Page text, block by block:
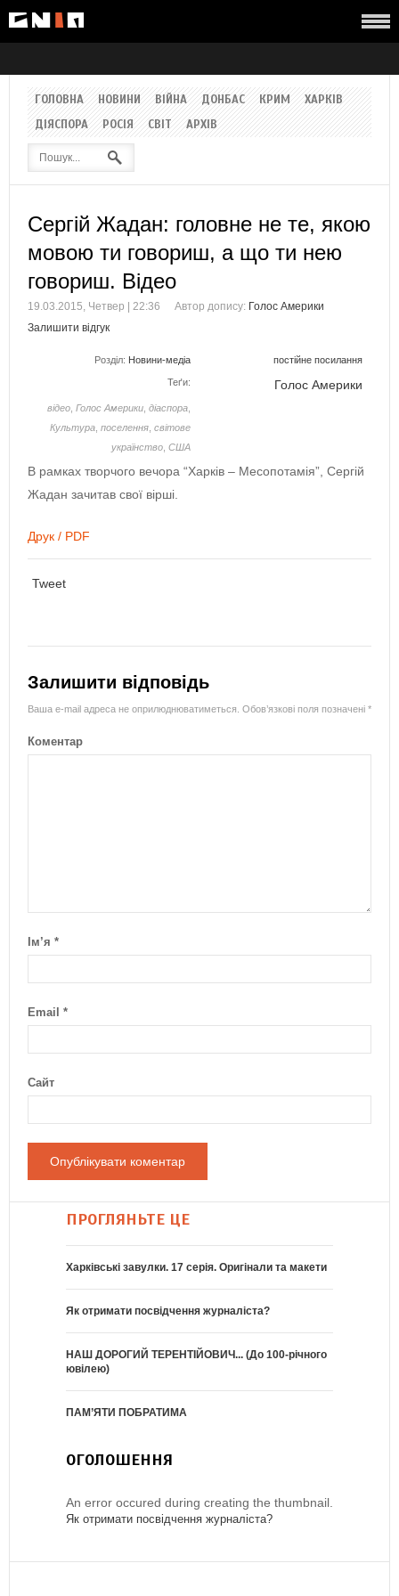
ГОЛОВНА НОВИНИ ВІЙНА ДОНБАС КРИМ
ХАРКІВ
ДІЯСПОРА
РОСІЯ СВІТ АРХІВ
Сергій Жадан: головне не те, якою
мовою ти говориш, а що ти нею
говориш. Відео
19.03.2015, Четвер | 22:36 Автор допису: Голос Америки
Залишити відгук
Розділ: Новини-медіа постійне посилання
Теґи:
відео Голос Америки діаспора
Культура поселення світове
українство США
Голос Америки
В рамках творчого вечора “Харків – Месопотамія”, Сергій
Жадан зачитав свої вірші.
Друк / PDF
Tweet
Залишити відповідь
Ваша e-mail адреса не оприлюднюватиметься. Обов’язкові поля позначені *
Коментар
Ім’я *
Email *
Сайт
ПРОГЛЯНЬТЕ ЦЕ
Харківські завулки. 17 серія. Оригінали та макети
Як отримати посвідчення журналіста?
НАШ ДОРОГИЙ ТЕРЕНТІЙОВИЧ... (До 100-річного
ювілею)
ПАМ’ЯТИ ПОБРАТИМА
ОГОЛОШЕННЯ
An error occured during creating the thumbnail.
Як отримати посвідчення журналіста?